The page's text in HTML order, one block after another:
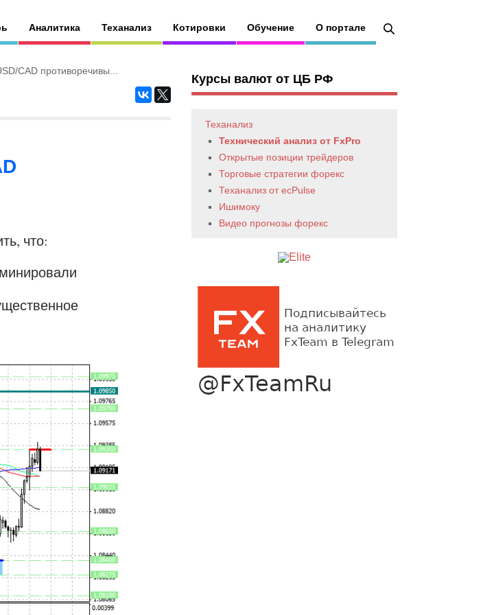
Аналитика Теханализ Котировки Обучение О портале
CAD противоречивы...
что:
Курсы валют от ЦБ РФ
Теханализ
Технический анализ от FxPro
Открытые позиции трейдеров
Торговые стратегии форекс
Теханализ от ecPulse
Ишимоку
Видео прогнозы форекс